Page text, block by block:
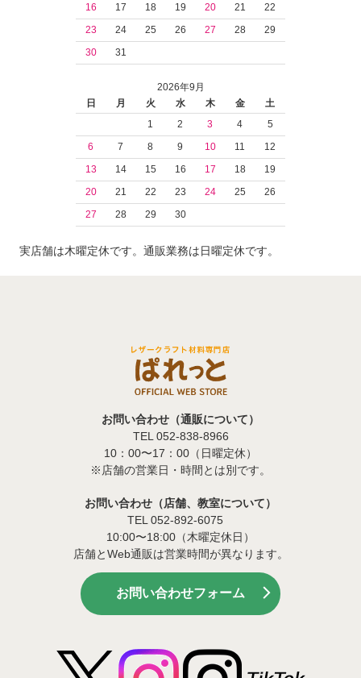
16
17 18 19 20 21
22
23
24 25 26 27 28
29
30
31
2026年9月
日
月 火 水 木 金
土
1
2 3 4
5
6
7 8 9 10 11
12
13
14 15 16 17 18
19
20
21 22 23 24 25
26
27
28 29 30
実店舗は木曜定休です。通販業務は日曜定休です。
お問い合わせ（通販について）
TEL 052-838-8966
10：00〜17：00（日曜定休）
※店舗の営業日・時間とは別です。
お問い合わせ（店舗、教室について）
TEL 052-892-6075
10:00〜18:00（木曜定休日）
店舗とWeb通販は営業時間が異なります。
お問い合わせフォーム